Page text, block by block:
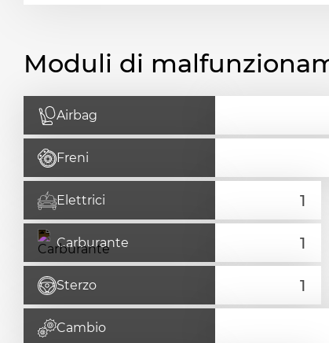
Moduli di
Airbag
Freni
Elettrici
Carburante
Sterzo
Cambio